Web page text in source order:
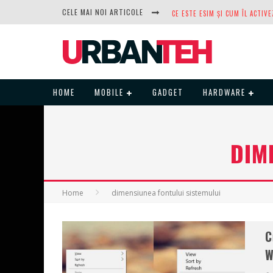
CELE MAI NOI ARTICOLE
DUPĂ ANI DE REFUZURI,
HOME MOBILE GADGET HARDWARE
Home dimensiunea fontului sistemului